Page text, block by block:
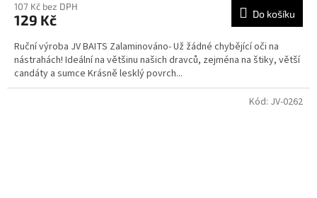
107 Kč bez DPH
129 Kč Do košíku
Ruční výroba JV BAITS Zalaminováno- Už žádné chybějící oči na
nástrahách! Ideální na většinu našich dravců, zejména na štiky, větší
candáty a sumce Krásně lesklý povrch...
Kód: JV-0262